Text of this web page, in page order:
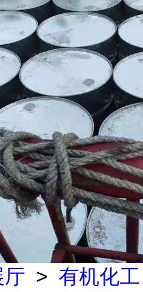
厅 > 有机化工